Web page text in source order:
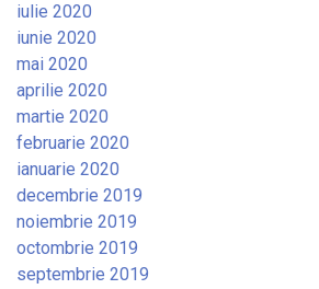
iulie 2020
iunie 2020
mai 2020
aprilie 2020
martie 2020
februarie 2020
ianuarie 2020
decembrie 2019
noiembrie 2019
octombrie 2019
septembrie 2019